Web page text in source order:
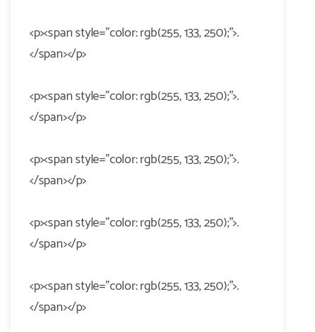
<p><span style="color: rgb(255, 133, 250);">.
</span></p>
<p><span style="color: rgb(255, 133, 250);">.
</span></p>
<p><span style="color: rgb(255, 133, 250);">.
</span></p>
<p><span style="color: rgb(255, 133, 250);">.
</span></p>
<p><span style="color: rgb(255, 133, 250);">.
</span></p>